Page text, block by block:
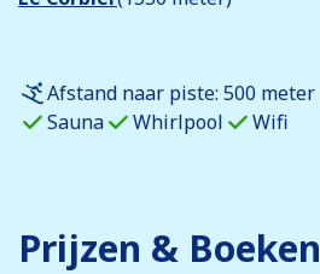
Afstand naar piste: 500 meter
Sauna
Whirlpool Wifi
Prijzen & Boeken